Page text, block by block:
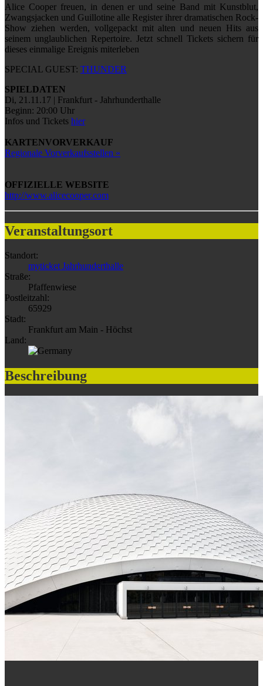
Alice Cooper freuen, in denen er und seine Band mit Kunstblut,
Zwangsjacken und Guillotine alle Register ihrer dramatischen Rock-
Show ziehen werden, vollgepackt mit alten und neuen Hits aus
seinem unglaublichen Repertoire. Jetzt schnell Tickets sichern für
dieses einmalige Ereignis miterleben
SPECIAL GUEST: THUNDER
SPIELDATEN
Di, 21.11.17 | Frankfurt - Jahrhunderthalle
Beginn: 20:00 Uhr
Infos und Tickets hier
KARTENVORVERKAUF
Regionale Vorverkaufsstellen »
OFFIZIELLE WEBSITE
http://www.alicecooper.com
Veranstaltungsort
Standort:
myticket Jahrhunderthalle
Straße:
Pfaffenwiese
Postleitzahl:
65929
Stadt:
Frankfurt am Main - Höchst
Land:
Beschreibung